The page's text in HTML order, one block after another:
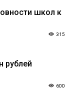
школ к
315
рублей
600